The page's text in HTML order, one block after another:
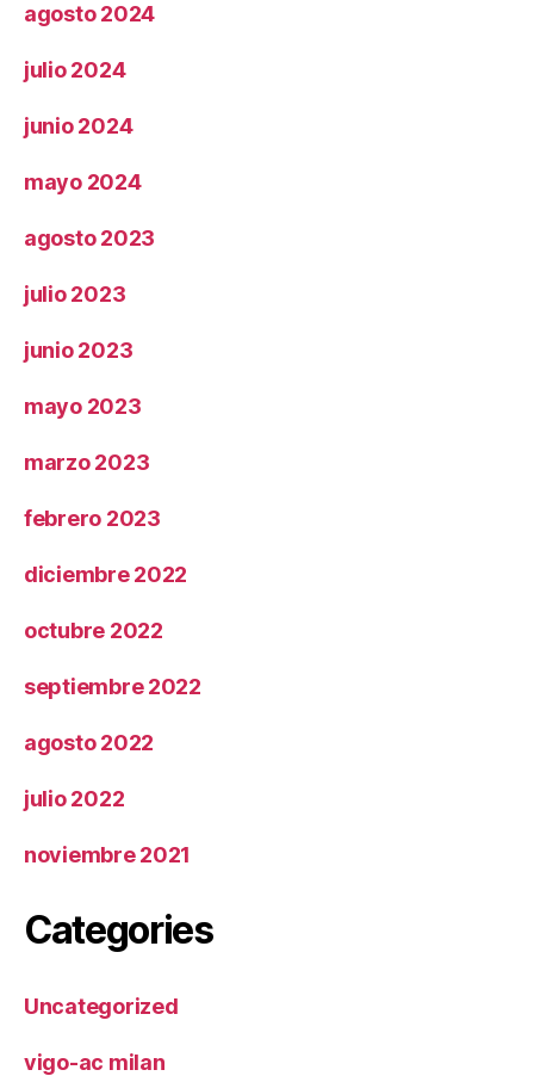
agosto 2024
julio 2024
junio 2024
mayo 2024
agosto 2023
julio 2023
junio 2023
mayo 2023
marzo 2023
febrero 2023
diciembre 2022
octubre 2022
septiembre 2022
agosto 2022
julio 2022
noviembre 2021
Categories
Uncategorized
vigo-ac milan